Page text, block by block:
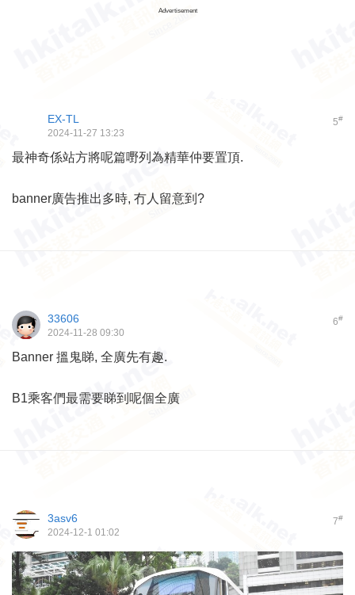
Advertisement
5#
EX-TL
2024-11-27 13:23
最神奇係站方將呢篇嘢列為精華仲要置頂.
banner廣告推出多時, 冇人留意到?
6#
33606
2024-11-28 09:30
Banner 搵鬼睇, 全廣先有趣.
B1乘客們最需要睇到呢個全廣
7#
3asv6
2024-12-1 01:02